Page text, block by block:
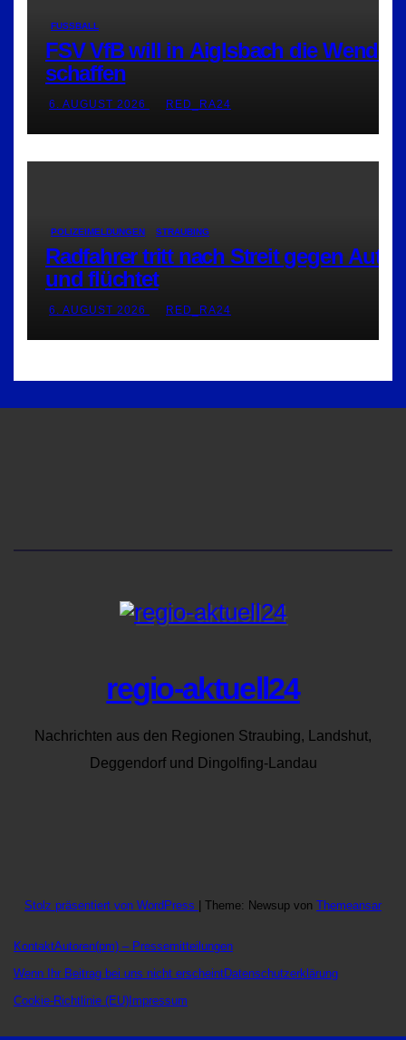
FUSSBALL
FSV VfB will in Aiglsbach die Wende
schaffen
6. AUGUST 2026 RED_RA24
POLIZEIMELDUNGEN STRAUBING
Radfahrer tritt nach Streit gegen Auto
und flüchtet
6. AUGUST 2026 RED_RA24
regio-aktuell24
Nachrichten aus den Regionen Straubing, Landshut,
Deggendorf und Dingolfing-Landau
Stolz präsentiert von WordPress Theme: Newsup von Themeansar
KontaktAutoren(pm) – Pressemitteilungen
Wenn Ihr Beitrag bei uns nicht erscheintDatenschutzerklärung
Cookie-Richtlinie (EU) Impressum